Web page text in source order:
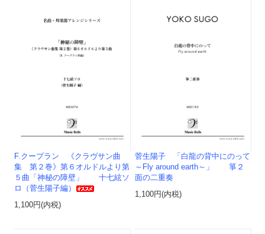
F.クープラン 《クラヴサン曲
集 第２巻》第６オルドルより第
５曲「神秘の障壁」 十七絃ソ
ロ（菅生陽子編）
1,100円(内税)
菅生陽子 「白龍の背中にのって
～Fly around earth～」 箏２
面の二重奏
1,100円(内税)